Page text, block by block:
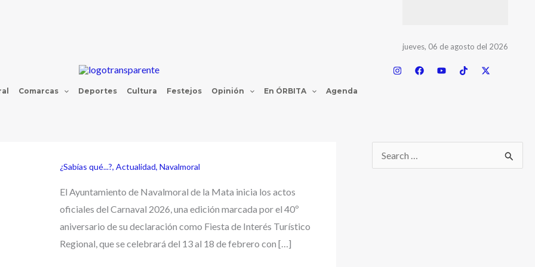
jueves, 06 de agosto del 2026
Comarcas Deportes Cultura Festejos Opinión En ÓRBITA Agenda
¿Sabías qué...?, Actualidad, Navalmoral
El Ayuntamiento de Navalmoral de la Mata inicia los actos
oficiales del Carnaval 2026, una edición marcada por el 40º
aniversario de su declaración como Fiesta de Interés Turístico
Regional, que se celebrará del 13 al 18 de febrero con […]